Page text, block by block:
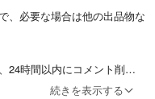
、必要な場合は他の出品物な
24時間以内にコメント削除
続きを表示する